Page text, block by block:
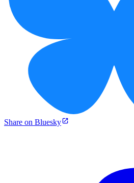
Share on Bluesky